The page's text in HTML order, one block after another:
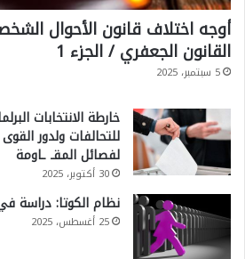
أوجه اختلاف قانون الأحوال
القانون الجعفري / الجزء 1
5 سبتمبر، 2025
للتحالفات ولدور
لفصائل المقـ ـاومة
30 أكتوبر، 2025
نظام الكوتا: دراسة
25 أغسطس، 2025